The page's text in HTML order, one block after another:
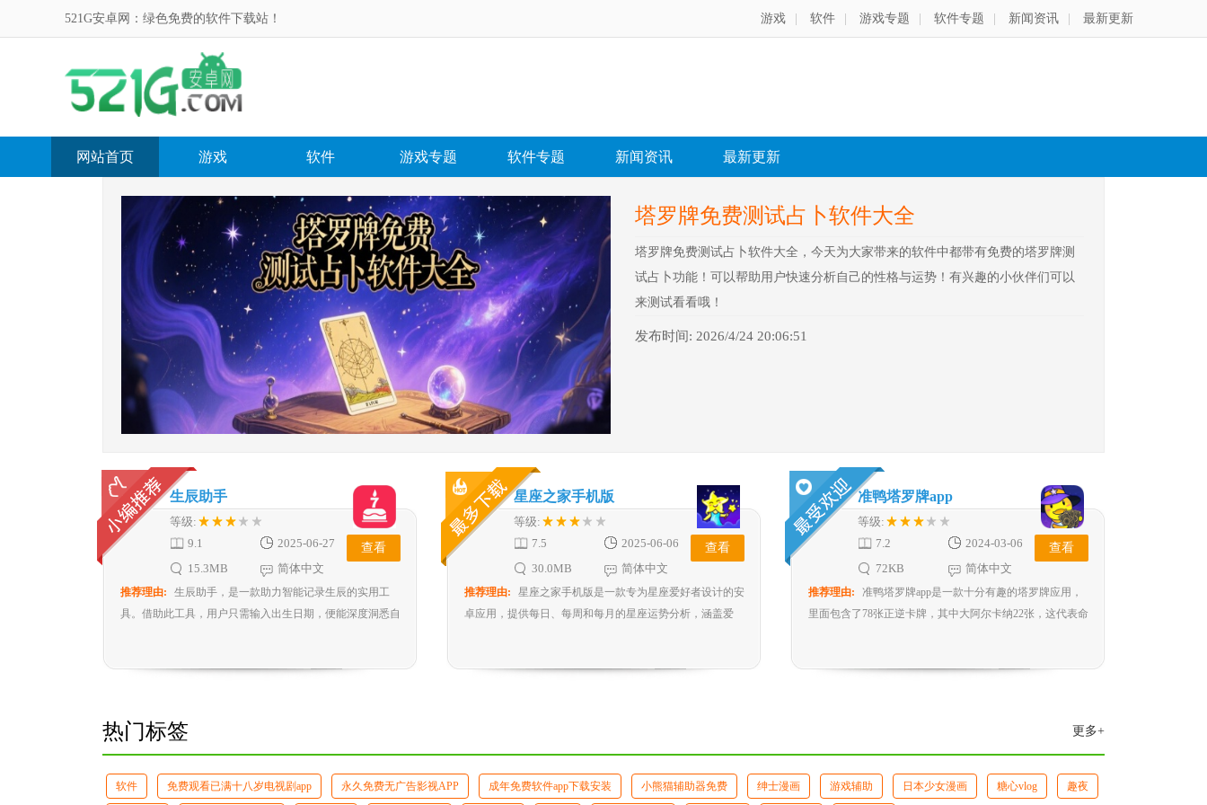
521G安卓网：绿色免费的软件下载站！ 游戏 软件 游戏专题 软件专题 新闻资讯 最新更新
网站首页 游戏 软件 游戏专题 软件专题 新闻资讯 最新更新
塔罗牌免费测试占卜软件大全
塔罗牌免费测试占卜软件大全，今天为大家带来的软件中都带有免费的塔罗牌测
试占卜功能！可以帮助用户快速分析自己的性格与运势！有兴趣的小伙伴们可以
来测试看看哦！
发布时间: 2026/4/24 20:06:51
生辰助手
等级:
9.1
2025-06-27
15.3MB
简体中文
查看
推荐理由:
生辰助手，是一款助力智能记录生辰的实用工
具。借助此工具，用户只需输入出生日期，便能深度洞悉自
了解的各类答案。
星座之家手机版
等级:
7.5
2025-06-06
30.0MB
简体中文
查看
推荐理由:
星座之家手机版是一款专为星座爱好者设计的安
卓应用，提供每日、每周和每月的星座运势分析，涵盖爱
准鸭塔罗牌app
等级:
7.2
2024-03-06
72KB
简体中文
查看
推荐理由:
准鸭塔罗牌app是一款十分有趣的塔罗牌应用，
里面包含了78张正逆卡牌，其中大阿尔卡纳22张，这代表命
热门标签 更多+
软件 免费观看已满十八岁电视剧app 永久免费无广告影视APP 成年免费软件app下载安装 小熊猫辅助器免费 绅士漫画 游戏辅助 日本少女漫画 糖心vlog 趣夜